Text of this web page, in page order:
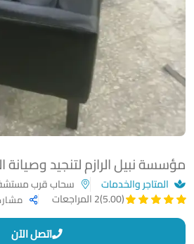
مؤسسة نبيل الرازم لتنجيد وصيانة
المتاجر والخدمات سحاب قرب
(5.00)
2 المراجعات
اتصل الآن